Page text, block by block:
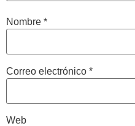
Nombre *
Correo electrónico *
Web